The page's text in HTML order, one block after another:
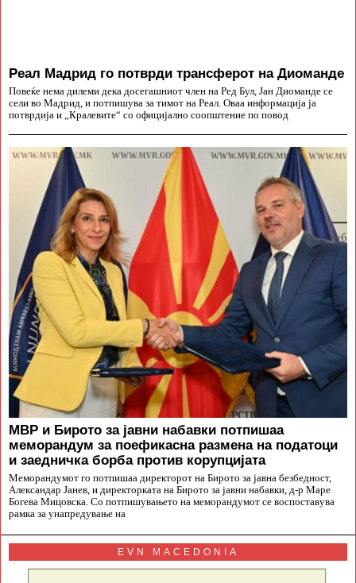
Реал Мадрид го потврди трансферот на Диоманде
Повеќе нема дилеми дека досегашниот член на Ред Бул, Јан Диоманде се
сели во Мадрид, и потпишува за тимот на Реал. Оваа информација ја
потврдија и „Кралевите“ со официјално соопштение по повод
МВР и Бирото за јавни набавки потпишаа
меморандум за поефикасна размена на податоци
и заедничка борба против корупцијата
Меморандумот го потпишаа директорот на Бирото за јавна безбедност,
Александар Јанев, и директорката на Бирото за јавни набавки, д-р Маре
Богева Мицовска. Со потпишувањето на меморандумот се воспоставува
рамка за унапредување на
EVN MACEDONIA